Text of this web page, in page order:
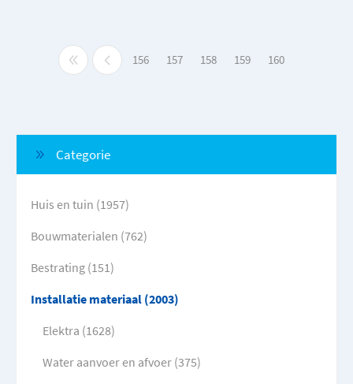
156 157 158 159 160
Categorie
Huis en tuin (1957)
Bouwmaterialen (762)
Bestrating (151)
Installatie materiaal (2003)
Elektra (1628)
Water aanvoer en afvoer (375)